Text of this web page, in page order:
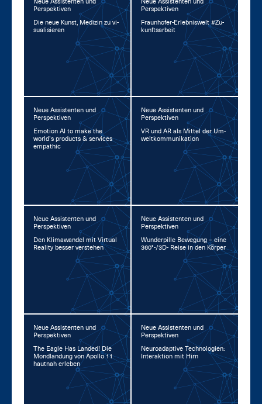
Perspektiven
Die neue Kunst, Me­di­zin zu vi­
sua­li­sie­ren
Perspektiven
Fraun­ho­fer-Er­leb­nis­welt #Zu­
kunfts­ar­beit
Neue Assistenten und
Perspektiven
Emo­ti­on AI to ma­ke the
world’s pro­ducts & ser­vices
em­pa­thic
Neue Assistenten und
Perspektiven
VR und AR als Mit­tel der Um­
welt­kom­mu­ni­ka­ti­on
Neue Assistenten und
Perspektiven
Den Kli­ma­wan­del mit Vir­tu­al
Rea­li­ty bes­ser ver­ste­hen
Neue Assistenten und
Perspektiven
Wun­der­pil­le Be­we­gung – ei­ne
360°-/3D- Rei­se in den Kör­per
Neue Assistenten und
Perspektiven
The Ea­gle Has Lan­ded! Die
Mond­lan­dung von Apol­lo 11
haut­nah er­le­ben
Neue Assistenten und
Perspektiven
Neu­road­ap­ti­ve Tech­no­lo­gi­en:
In­ter­ak­ti­on mit Hirn